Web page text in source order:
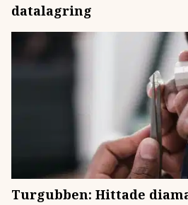
datalagring
Turgubben: Hittade